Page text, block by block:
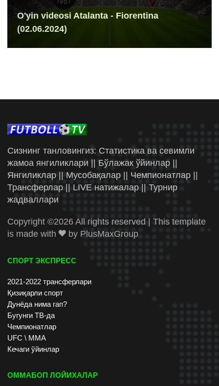
O'yin videosi Atalanta - Fiorentina
(02.06.2024)
Сизнинг танловингиз: Статистика ва севимли
жамоа янгиликлари || Бўлажак ўйинлар ||
Янгиликлар || Мусобақалар || Чемпионатлар ||
Трансферлар || LIVE натижалар || Турнир
жадваллари
Copyright ©2026 All rights reserved | This template
is made with
by PlusMaxGroup
СПОРТ ЭКСПРЕСС
2021-2022 трансферлари
Қизиқарли спорт
Дунёда нима гап?
Бугунги ТВ-да
Чемпионатлар
UFC \ ММА
Кечаги ўйинлар
ОММАБОП ЛОЙИХАЛАР